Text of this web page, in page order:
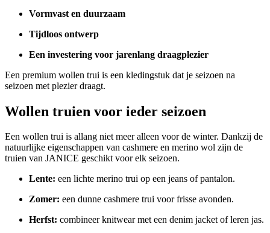
Vormvast en duurzaam
Tijdloos ontwerp
Een investering voor jarenlang draagplezier
Een premium wollen trui is een kledingstuk dat je seizoen na
seizoen met plezier draagt.
Wollen truien voor ieder seizoen
Een wollen trui is allang niet meer alleen voor de winter. Dankzij de
natuurlijke eigenschappen van cashmere en merino wol zijn de
truien van JANICE geschikt voor elk seizoen.
Lente: een lichte merino trui op een jeans of pantalon.
Zomer: een dunne cashmere trui voor frisse avonden.
Herfst: combineer knitwear met een denim jacket of leren jas.